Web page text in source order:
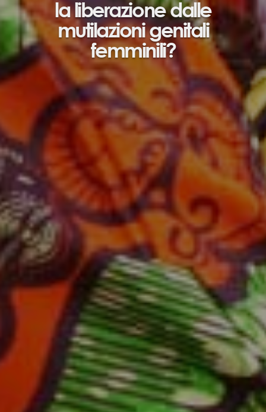
la liberazione dalle
mutilazioni genitali
femminili?